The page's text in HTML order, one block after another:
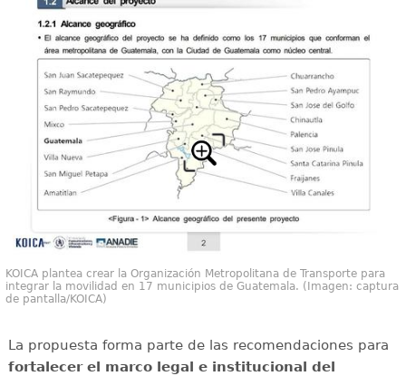
KOICA plantea crear la Organización Metropolitana de Transporte para
integrar la movilidad en 17 municipios de Guatemala. (Imagen: captura
de pantalla/KOICA)
La propuesta forma parte de las recomendaciones para
fortalecer el marco legal e institucional del